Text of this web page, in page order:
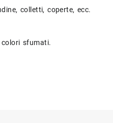
colletti, coperte, ecc.
colori sfumati.